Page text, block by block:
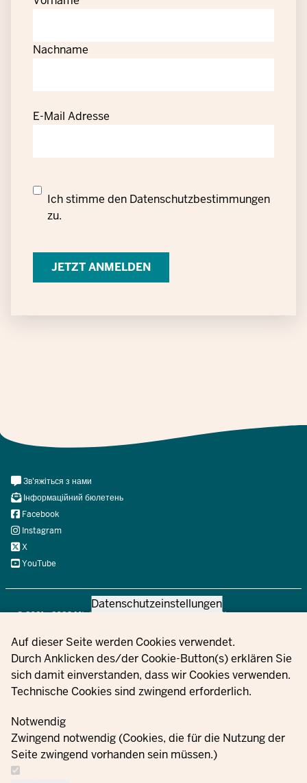
Privacy settings
Datenschutzeinstellungen
Auf dieser Seite werden Cookies verwendet.
Durch Anklicken des/der Cookie-Button(s) erklären Sie
sich damit einverstanden, dass wir Cookies verwenden.
Technische Cookies sind zwingend erforderlich.
Notwendig
Zwingend notwendig (Cookies, die für die Nutzung der
Seite zwingend vorhanden sein müssen.)
Nachname
E-Mail Adresse
Datenschutzrechtliche
Einwilligung
personenbezogener
Ich stimme den Datenschutzbestimmungen
zu.
з нами
Інформація
Meta
Navi
Social
Зв'яжіться з нами
Інформаційний бюлетень
Facebook
Instagram
X
YouTube
© 2021 - 2026 Ministerium für Kinder, Jugend, Familie,
Westfalen